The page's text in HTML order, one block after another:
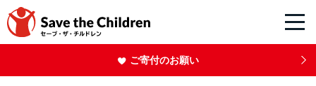
ご寄付のお願い